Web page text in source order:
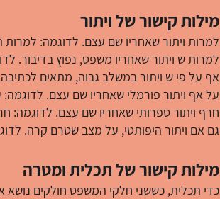
מילות קישור של ויתור
למרות ויתור שאחריו שם עצם. לדוגמה:
למרות ש ויתור שאחריו משפט, נפוץ בדיבור.
אף על פי ש ויתור במשלב גבוה, מתאים
על אף ויתור פורמלי שאחריו שם עצם.
חרף ויתור ספרותי שאחריו שם עצם. לדוגמה:
גם אם ויתור היפותטי, על מצב שטרם קרה.
מילות קישור של תכלית ומטרה
כדי תכלית, כששני חלקי המשפט חולקים